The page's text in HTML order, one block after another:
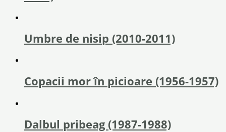
Umbre de nisip (2010-2011)
Copacii mor în picioare (1956-1957)
Dalbul pribeag (1987-1988)